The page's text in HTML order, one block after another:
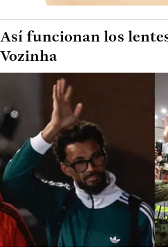
Así funcionan los
Vozinha